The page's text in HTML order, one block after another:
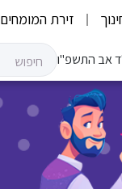
זירת המומחים
אב התשפ"ו